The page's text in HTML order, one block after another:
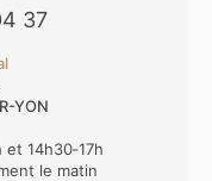
37
YON
14h30‑17h
le matin